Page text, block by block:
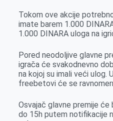
Tokom ove akcije
imate barem 1.000
1.000 DINARA uloga na
Pored neodoljive glavne
igrača će svakodnevno
na kojoj su imali veći ulog.
freebetovi će se
Osvajač glavne premije
do 15h putem notifikacije